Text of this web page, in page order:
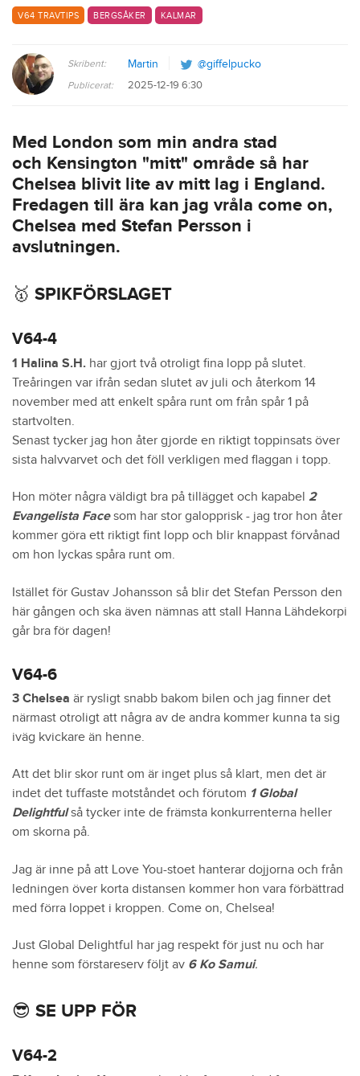
V64 TRAVTIPS BERGSÅKER KALMAR
Skribent: Martin @giffelpucko
Publicerat: 2025-12-19 6:30
Med London som min andra stad
och Kensington "mitt" område så har
Chelsea blivit lite av mitt lag i England.
Fredagen till ära kan jag vråla come on,
Chelsea med Stefan Persson i
avslutningen.
🥇 SPIKFÖRSLAGET
V64-4
1 Halina S.H. har gjort två otroligt fina lopp på slutet.
Treåringen var ifrån sedan slutet av juli och återkom 14
november med att enkelt spåra runt om från spår 1 på
startvolten.
Senast tycker jag hon åter gjorde en riktigt toppinsats över
sista halvvarvet och det föll verkligen med flaggan i topp.
Hon möter några väldigt bra på tillägget och kapabel 2
Evangelista Facesom har stor galopprisk - jag tror hon åter
kommer göra ett riktigt fint lopp och blir knappast förvånad
om hon lyckas spåra runt om.
Istället för Gustav Johansson så blir det Stefan Persson den
här gången och ska även nämnas att stall Hanna Lähdekorpi
går bra för dagen!
V64-6
3 Chelsea är rysligt snabb bakom bilen och jag finner det
närmast otroligt att några av de andra kommer kunna ta sig
iväg kvickare än henne.
Att det blir skor runt om är inget plus så klart, men det är
indet det tuffaste motståndet och förutom 1 Global
Delightfulså tycker inte de främsta konkurrenterna heller
om skorna på.
Jag är inne på att Love You-stoet hanterar dojjorna och från
ledningen över korta distansen kommer hon vara förbättrad
med förra loppet i kroppen. Come on, Chelsea!
Just Global Delightful har jag respekt för just nu och har
henne som förstareserv följt av 6 Ko Samui.
😎 SE UPP FÖR
V64-2